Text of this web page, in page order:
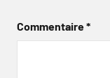
Commentaire*